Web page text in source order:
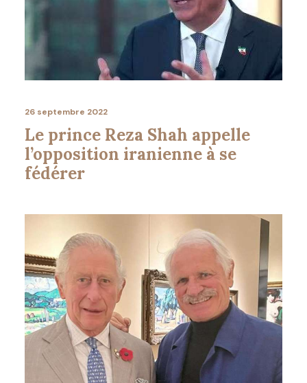
26 septembre 2022
Le prince Reza Shah appelle
l’opposition iranienne à se
fédérer